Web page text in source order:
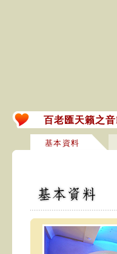
百老匯天籟之
基本資料